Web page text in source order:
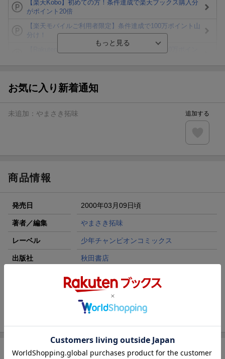
【楽天Kobo】初めての方！条件達成で楽天ブックス購入分
がポイント20倍
【楽天モバイルご利用者限定】条件達成で100万ポイント山
分け！
が当たる！
条件達成で楽天限定・宝塚歌劇 宙組貸切公演ペアチケット
エントリー＆条件達成で『鬼滅の刃』オリジナルきんちゃく
お気に入り新着通知
未追加： やまさき拓味 追加する
商品情報
発売日 2000年03月09日頃
著者／編集 やまさき拓味
レーベル 少年チャンピオンコミックス
出版社 秋田書店
コミック
186p
9784253055505